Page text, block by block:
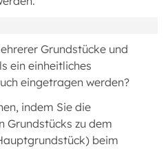
Grundstücke und
ein einheitliches
eingetragen werden?
indem Sie die
Grundstücks zu dem
beim